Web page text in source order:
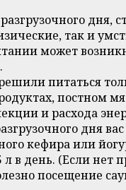
дня,
так и
может
питаться
постном
и расхода
дня
кефира или
в день. (Если нет
посещение